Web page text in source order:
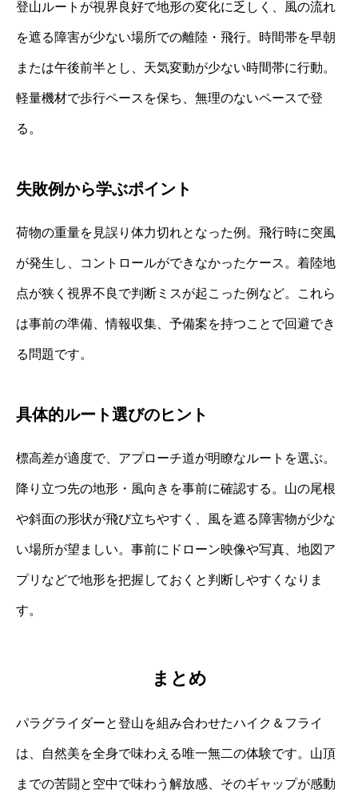
登山ルートが視界良好で地形の変化に乏しく、風の流れ
を遮る障害が少ない場所での離陸・飛行。時間帯を早朝
または午後前半とし、天気変動が少ない時間帯に行動。
軽量機材で歩行ペースを保ち、無理のないペースで登
る。
失敗例から学ぶポイント
荷物の重量を見誤り体力切れとなった例。飛行時に突風
が発生し、コントロールができなかったケース。着陸地
点が狭く視界不良で判断ミスが起こった例など。これら
は事前の準備、情報収集、予備案を持つことで回避でき
る問題です。
具体的ルート選びのヒント
標高差が適度で、アプローチ道が明瞭なルートを選ぶ。
降り立つ先の地形・風向きを事前に確認する。山の尾根
や斜面の形状が飛び立ちやすく、風を遮る障害物が少な
い場所が望ましい。事前にドローン映像や写真、地図ア
プリなどで地形を把握しておくと判断しやすくなりま
す。
まとめ
パラグライダーと登山を組み合わせたハイク＆フライ
は、自然美を全身で味わえる唯一無二の体験です。山頂
までの苦闘と空中で味わう解放感、そのギャップが感動